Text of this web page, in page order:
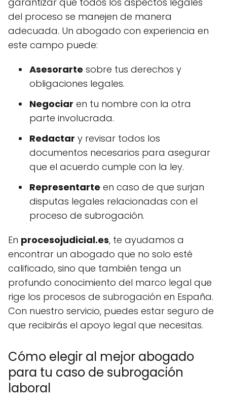
del proceso se manejen de manera
adecuada. Un abogado con experiencia en
este campo puede:
Asesorarte sobre tus derechos y
obligaciones legales.
Negociar en tu nombre con la otra
parte involucrada.
Redactar y revisar todos los
documentos necesarios para asegurar
que el acuerdo cumple con la ley.
Representarte en caso de que surjan
disputas legales relacionadas con el
proceso de subrogación.
En procesojudicial.es, te ayudamos a
encontrar un abogado que no solo esté
calificado, sino que también tenga un
profundo conocimiento del marco legal que
rige los procesos de subrogación en España.
Con nuestro servicio, puedes estar seguro de
que recibirás el apoyo legal que necesitas.
Cómo elegir al mejor abogado
para tu caso de subrogación
laboral